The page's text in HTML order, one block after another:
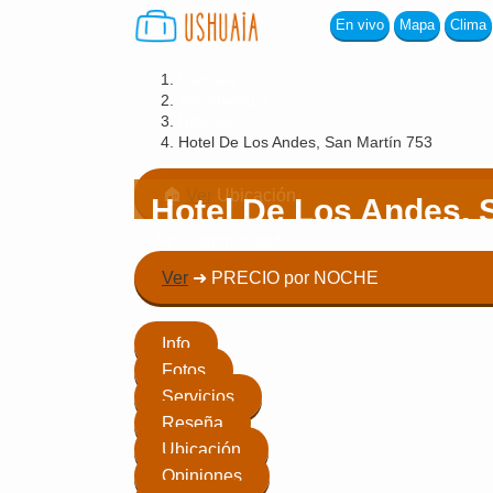
En vivo Mapa Clima
Hotel De Los Andes, San Martín 753
Hotel De Los Andes,
🏠 Ubicación
$ Ver Precio
Ver ➜ PRECIO por NOCHE
Info
Fotos
Servicios
Reseña
Ubicación
Opiniones